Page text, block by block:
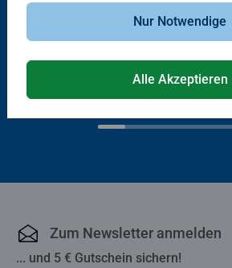
CHF 16.90
Alles
Wieso?
CHF
Zum Newsletter anmelden
... und 5 € Gutschein sichern!
Nur Notwendige
Alle Akzeptieren